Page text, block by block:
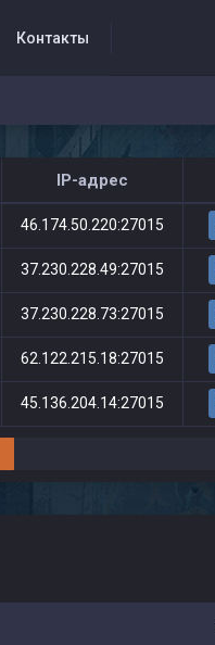
Контакты
IP-адрес
46.174.50.220:27015
37.230.228.49:27015
37.230.228.73:27015
62.122.215.18:27015
45.136.204.14:27015